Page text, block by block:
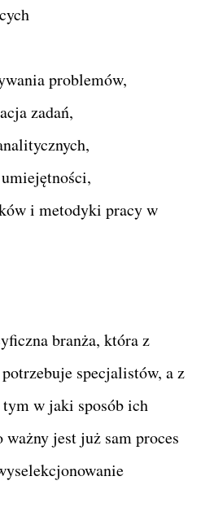
problemów,
zadań,
i metodyki pracy w
branża, która z
specjalistów, a z
w jaki sposób ich
jest już sam proces